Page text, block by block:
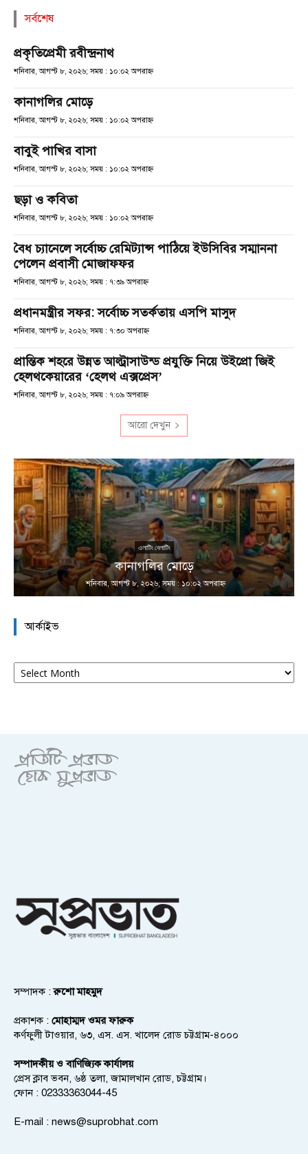
সর্বশেষ
প্রকৃতিপ্রেমী রবীন্দ্রনাথ
শনিবার, আগস্ট ৮, ২০২৬; সময় : ১০:০২ অপরাহ্ণ
কানাগলির মোড়ে
শনিবার, আগস্ট ৮, ২০২৬; সময় : ১০:০২ অপরাহ্ণ
বাবুই পাখির বাসা
শনিবার, আগস্ট ৮, ২০২৬; সময় : ১০:০২ অপরাহ্ণ
ছড়া ও কবিতা
শনিবার, আগস্ট ৮, ২০২৬; সময় : ১০:০২ অপরাহ্ণ
বৈধ চ্যানেলে সর্বোচ্চ রেমিট্যান্স পাঠিয়ে ইউসিবির সম্মাননা
পেলেন প্রবাসী মোজাফফর
শনিবার, আগস্ট ৮, ২০২৬; সময় : ৭:৩৯ অপরাহ্ণ
প্রধানমন্ত্রীর সফর: সর্বোচ্চ সতর্কতায় এসপি মাসুদ
শনিবার, আগস্ট ৮, ২০২৬; সময় : ৭:৩০ অপরাহ্ণ
প্রান্তিক শহরে উন্নত আল্ট্রাসাউন্ড প্রযুক্তি নিয়ে উইপ্রো জিই
হেলথকেয়ারের ‘হেলথ এক্সপ্রেস’
শনিবার, আগস্ট ৮, ২০২৬; সময় : ৭:০৯ অপরাহ্ণ
আরো দেখুন
এলাটিং বেলাটিং
কানাগলির মোড়ে
শনিবার, আগস্ট ৮, ২০২৬; সময় : ১০:০২ অপরাহ্ণ
আর্কাইভ
আর্কাইভ
সম্পাদক :রুশো মাহমুদ
প্রকাশক : মোহাম্মদ ওমর ফারুক
কর্ণফুলী টাওয়ার, ৬৩, এস. এস. খালেদ রোড চট্টগ্রাম-৪০০০
সম্পাদকীয় ও বাণিজ্যিক কার্যালয়
প্রেস ক্লাব ভবন, ৬ষ্ঠ তলা, জামালখান রোড, চট্টগ্রাম।
ফোন : 02333363044-45
E-mail : news@suprobhat.com